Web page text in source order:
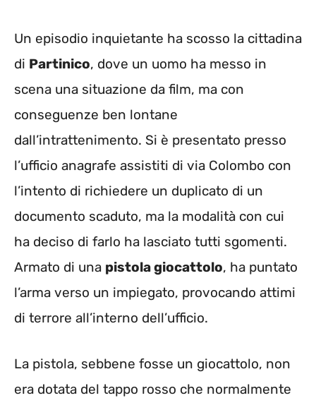
Un episodio inquietante ha scosso la cittadina
di Partinico, dove un uomo ha messo in
scena una situazione da film, ma con
conseguenze ben lontane
dall’intrattenimento. Si è presentato presso
l’ufficio anagrafe assistiti di via Colombo con
l’intento di richiedere un duplicato di un
documento scaduto, ma la modalità con cui
ha deciso di farlo ha lasciato tutti sgomenti.
Armato di una pistola giocattolo, ha puntato
l’arma verso un impiegato, provocando attimi
di terrore all’interno dell’ufficio.
La pistola, sebbene fosse un giocattolo, non
era dotata del tappo rosso che normalmente